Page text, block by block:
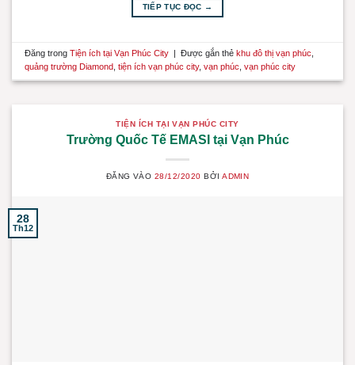
TIẾP TỤC ĐỌC →
Đăng trongTiện ích tại Vạn Phúc City | Được gắn thẻkhu đô thị vạn phúc
quảng trường Diamond ,tiện ích vạn phúc city,vạn phúc ,vạn phúc city
TIỆN ÍCH TẠI VẠN PHÚC CITY
Trường Quốc Tế EMASI tại Vạn Phúc
ĐĂNG VÀO 28/12/2020 BỞIADMIN
28
Th12